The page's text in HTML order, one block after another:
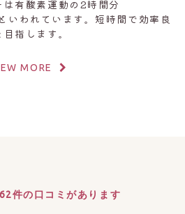
有酸素運動の2時間分
われています。短時間で効率良
指します。
MORE
62件の口コミがあります